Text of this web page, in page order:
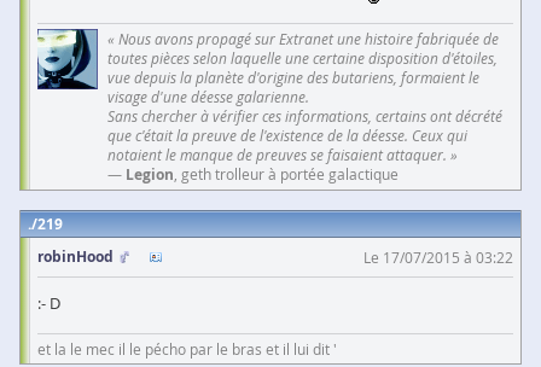
« Nous avons propagé sur Extranet une histoire fabriquée de
toutes pièces selon laquelle une certaine disposition d'étoiles,
vue depuis la planète d'origine des butariens, formaient le
visage d'une déesse galarienne.
Sans chercher à vérifier ces informations, certains ont décrété
que c'était la preuve de l'existence de la déesse. Ceux qui
notaient le manque de preuves se faisaient attaquer. »
— Legion, geth trolleur à portée galactique
219
robinHood
Le 17/07/2015 à 03:22
:- D
et la le mec il le pécho par le bras et il lui dit '